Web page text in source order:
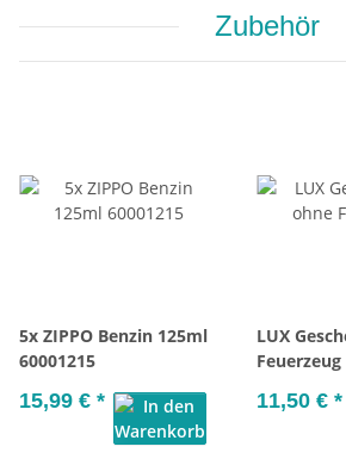
Zubehör
5x ZIPPO Benzin 125ml
60001215
15,99 € *
LUX
Feuerzeug
11,50 € *